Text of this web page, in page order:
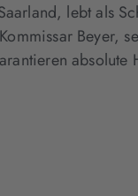
lebt als
Beyer,
absolute